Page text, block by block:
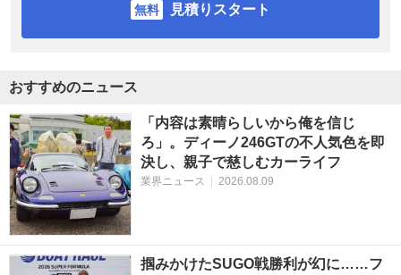
見積りスタート
おすすめのニュース
「内容は素晴らしいから俺を信じ
ろ」。ディーノ246GTの不人気色を即
決し、親子で慈しむカーライフ
業界ニュース 2026.08.09
掴みかけたSUGO戦勝利が幻に……フ